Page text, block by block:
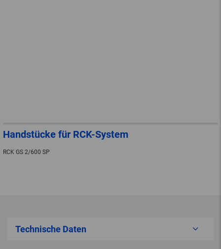
Handstücke für RCK-System
RCK GS 2/600 SP
Technische Daten